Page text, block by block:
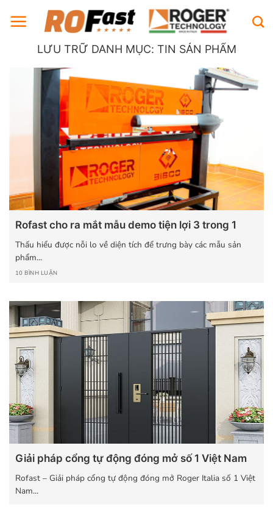
qua
LƯU TRỮ DANH MỤC: TIN SẢN PHẨM
Rofast cho ra mắt mẫu demo tiện lợi 3 trong 1
Thấu hiểu được nỗi lo về diện tích để trưng bày các mẫu sản
phẩm...
10 BÌNH LUẬN
Giải pháp cổng tự động đóng mở số 1 Việt Nam
Rofast – Giải pháp cổng tự động đóng mở Roger Italia số 1 Việt
Nam...